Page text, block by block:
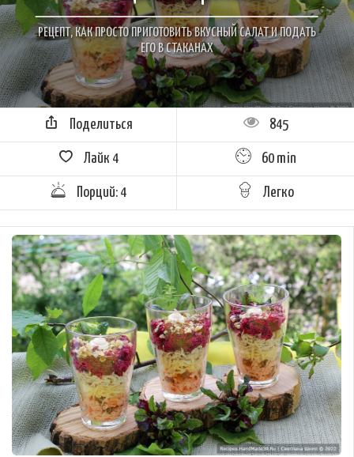
РЕЦЕПТ, КАК ПРОСТО ПРИГОТОВИТЬ ВКУСНЫЙ САЛАТ И ПОДАТЬ
ЕГО В СТАКАНАХ
Поделиться 845
Лайк 4 60 min
Порций: 4 Легко